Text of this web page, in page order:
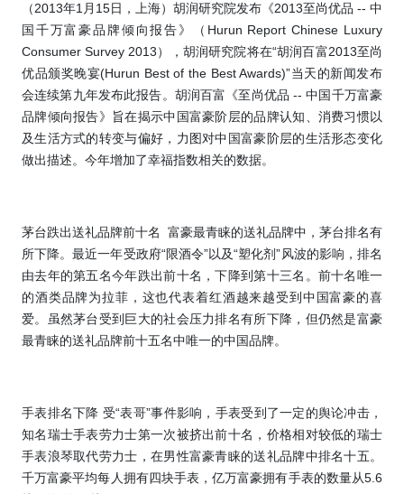
（2013年1 月 15日，上海）胡润研究院发布《2013至尚优品 -- 中
国千万富豪品牌倾向报告》（ Hurun Report Chinese Luxury
Consumer Survey 2013），胡润研究院将在“胡润百富2013至尚
优品颁奖晚宴(Hurun Best of the Best Awards)”当天的新闻发布
会连续第九年发布此报告。胡润百富《至尚优品 --中国千万富豪
品牌倾向报告》旨在揭示中国富豪阶层的品牌认知、消费习惯以
及生活方式的转变与偏好，力图对中国富豪阶层的生活形态变化
做出描述。今年增加了幸福指数相关的数据。
茅台跌出送礼品牌前十名
富豪最青睐的送礼品牌中，茅台排名有
所下降。最近一年受政府“限酒令”以及“塑化剂”风波的影响，排名
由去年的第五名今年跌出前十名，下降到第十三名。前十名唯一
的酒类品牌为拉菲，这也代表着红酒越来越受到中国富豪的喜
爱。虽然茅台受到巨大的社会压力排名有所下降，但仍然是富豪
最青睐的送礼品牌前十五名中唯一的中国品牌。
手表排名下降 受“表哥”事件影响，手表受到了一定的舆论冲击，
知名瑞士手表劳力士第一次被挤出前十名，价格相对较低的瑞士
手表浪琴取代劳力士，在男性富豪青睐的送礼品牌中排名十五。
千万富豪平均每人拥有四块手表，亿万富豪拥有手表的数量从5.6